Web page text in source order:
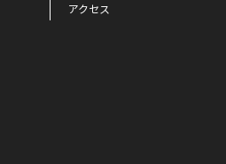
アクセス